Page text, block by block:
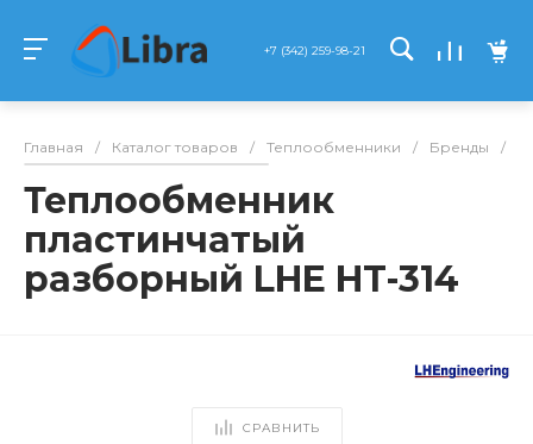
+7 (342) 259-98-21
Главная / Каталог товаров / Теплообменники / Бренды /
Теплообменник
пластинчатый
разборный LHE HT-314
СРАВНИТЬ